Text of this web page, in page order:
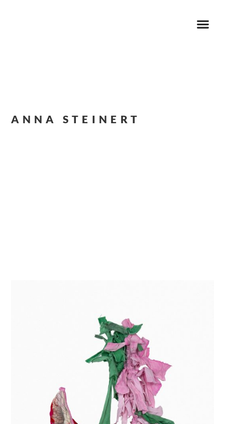
ANNA STEINERT